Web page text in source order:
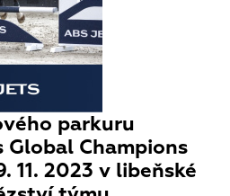
parkuru
Global Champions
11. 2023 v libeňské